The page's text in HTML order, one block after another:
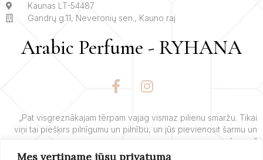
Mes vertiname jūsų privatumą
Kaunas LT-54487
Gandrų g.11, Neveronių sen., Kauno raj
Arabic Perfume - RYHANA
F
a
e
b
I
n
t
a
g
„Pat visgreznākajam tērpam vajag vismaz pilienu smaržu. Tikai
viņi tai piešķirs pilnīgumu un pilnību, un jūs pievienosit šarmu un
šarmu.“